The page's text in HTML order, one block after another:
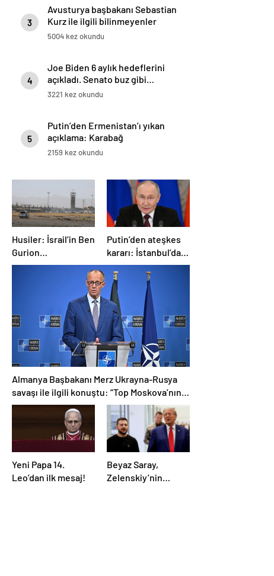
3
Avusturya başbakanı Sebastian
Kurz ile ilgili bilinmeyenler
5004 kez okundu
4
Joe Biden 6 aylık hedeflerini
açıkladı. Senato buz gibi…
3221 kez okundu
5
Putin’den Ermenistan’ı yıkan
açıklama: Karabağ
Azerbaycan’ın ayrılmaz bir
2159 kez okundu
Husiler: İsrail’in Ben
Gurion
Havalimanı’nı
hipersonik füzeyle
Putin’den ateşkes
kararı: İstanbul’da
görüşmelere
başlamayı
öneriyoruz
Almanya Başbakanı Merz Ukrayna-Rusya
savaşı ile ilgili konuştu: “Top Moskova’nın
sahasında”
Yeni Papa 14.
Leo’dan ilk mesaj!
Beyaz Saray,
Zelenskiy’nin